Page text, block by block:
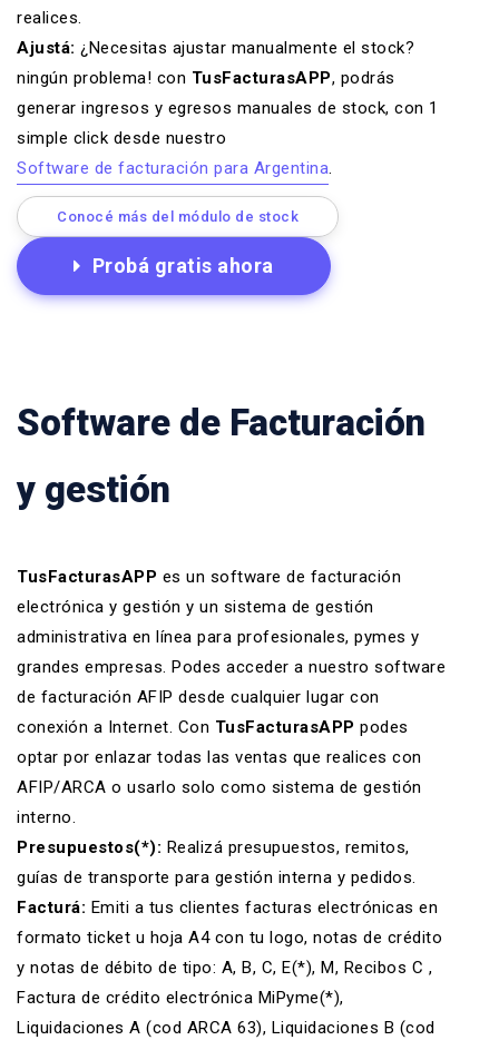
realices.
Ajustá: ¿Necesitas ajustar manualmente el stock?
ningún problema! con TusFacturasAPP, podrás
generar ingresos y egresos manuales de stock, con 1
simple click desde nuestro
Software de facturación para Argentina.
Conocé más del módulo de stock
Probá gratis ahora
Software de Facturación
y gestión
TusFacturasAPP es un software de facturación
electrónica y gestión y un sistema de gestión
administrativa en línea para profesionales, pymes y
grandes empresas. Podes acceder a nuestro software
de facturación AFIP desde cualquier lugar con
conexión a Internet. Con TusFacturasAPP podes
optar por enlazar todas las ventas que realices con
AFIP/ARCA o usarlo solo como sistema de gestión
interno.
Presupuestos(*): Realizá presupuestos, remitos,
guías de transporte para gestión interna y pedidos.
Facturá: Emiti a tus clientes facturas electrónicas en
formato ticket u hoja A4 con tu logo, notas de crédito
y notas de débito de tipo: A, B, C, E(*), M, Recibos C ,
Factura de crédito electrónica MiPyme(*),
Liquidaciones A (cod ARCA 63), Liquidaciones B (cod